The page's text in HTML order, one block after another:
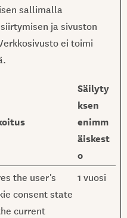
sallimalla
ja sivuston
ei toimi
Säilyty
ksen
enimm
äiskest
o
the user's
consent state
current
1 vuosi